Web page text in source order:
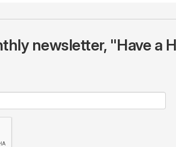
newsletter, "Have a